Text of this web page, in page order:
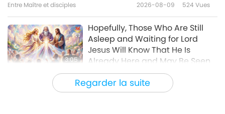
15:09
spiritualité, partie 1/2
Regarder la suite
Entre Maître et disciples 2026-08-09 524 Vues
3:05
Hopefully, Those Who Are Still
Asleep and Waiting for Lord
Jesus Will Know That He Is
Already Here and May Be Seen
on Supreme Master Television
Nouvelles d'exception 2026-08-08